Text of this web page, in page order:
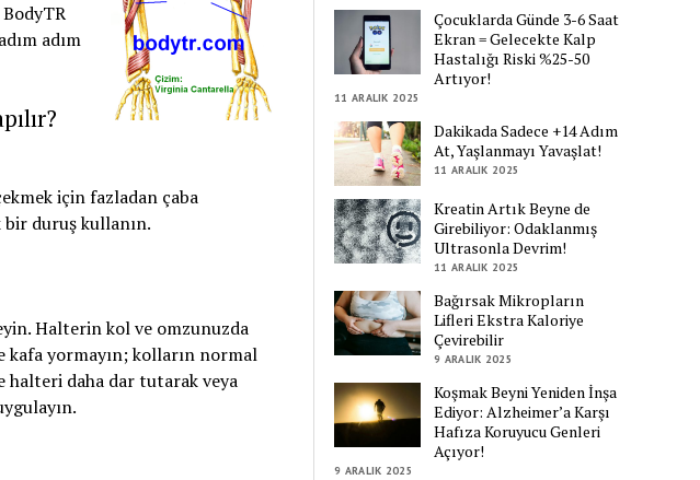
adım
için fazladan çaba
bir duruş kullanın.
Halterin kol ve omzunuzda
kafa yormayın; kolların normal
halteri daha dar tutarak veya
Çocuklarda Günde 3-6 Saat
Ekran = Gelecekte Kalp
Hastalığı Riski %25-50
Artıyor!
11 ARALIK 2025
Dakikada Sadece +14 Adım
At, Yaşlanmayı Yavaşlat!
11 ARALIK 2025
Kreatin Artık Beyne de
Girebiliyor: Odaklanmış
Ultrasonla Devrim!
11 ARALIK 2025
Bağırsak Mikropların
Lifleri Ekstra Kaloriye
Çevirebilir
9 ARALIK 2025
Koşmak Beyni Yeniden İnşa
Ediyor: Alzheimer’a Karşı
Hafıza Koruyucu Genleri
Açıyor!
9 ARALIK 2025